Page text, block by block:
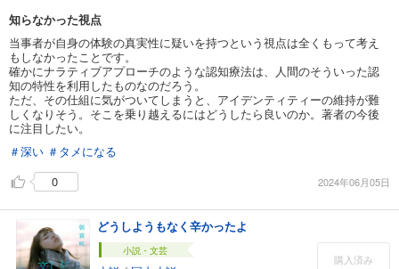
知らなかった視点
当事者が自身の体験の真実性に疑いを持つという視点は全くもって考え
もしなかったことです。
確かにナラティブアプローチのような認知療法は、人間のそういった認
知の特性を利用したものなのだろう。
ただ、その仕組に気がついてしまうと、アイデンティティーの維持が難
しくなりそう。そこを乗り越えるにはどうしたら良いのか。著者の今後
に注目したい。
＃深い ＃タメになる
0
2024年06月05日
どうしようもなく辛かったよ
小説・文芸
購入済み